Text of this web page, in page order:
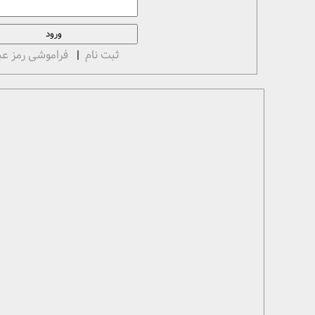
ثبت نام | فراموشی رمز